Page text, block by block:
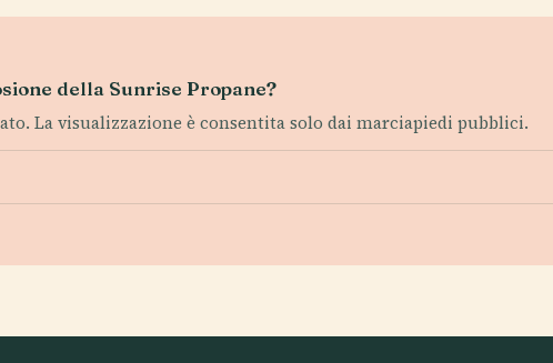
della Sunrise Propane?
La visualizzazione è consentita solo dai marciapiedi pubblici.